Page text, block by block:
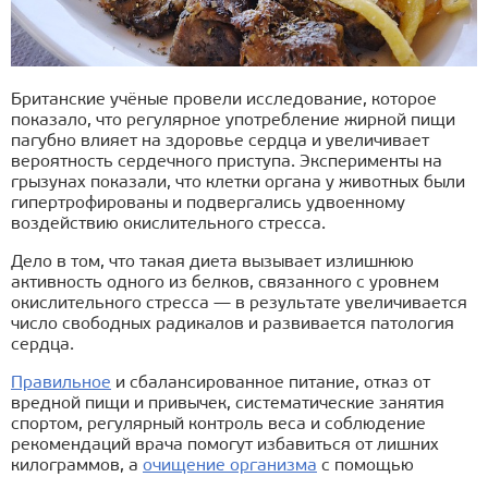
Британские учёные провели исследование, которое
показало, что регулярное употребление жирной пищи
пагубно влияет на здоровье сердца и увеличивает
вероятность сердечного приступа. Эксперименты на
грызунах показали, что клетки органа у животных были
гипертрофированы и подвергались удвоенному
воздействию окислительного стресса.
Дело в том, что такая диета вызывает излишнюю
активность одного из белков, связанного с уровнем
окислительного стресса — в результате увеличивается
число свободных радикалов и развивается патология
сердца.
Правильное и сбалансированное питание, отказ от
вредной пищи и привычек, систематические занятия
спортом, регулярный контроль веса и соблюдение
рекомендаций врача помогут избавиться от лишних
килограммов, а очищение организма с помощью